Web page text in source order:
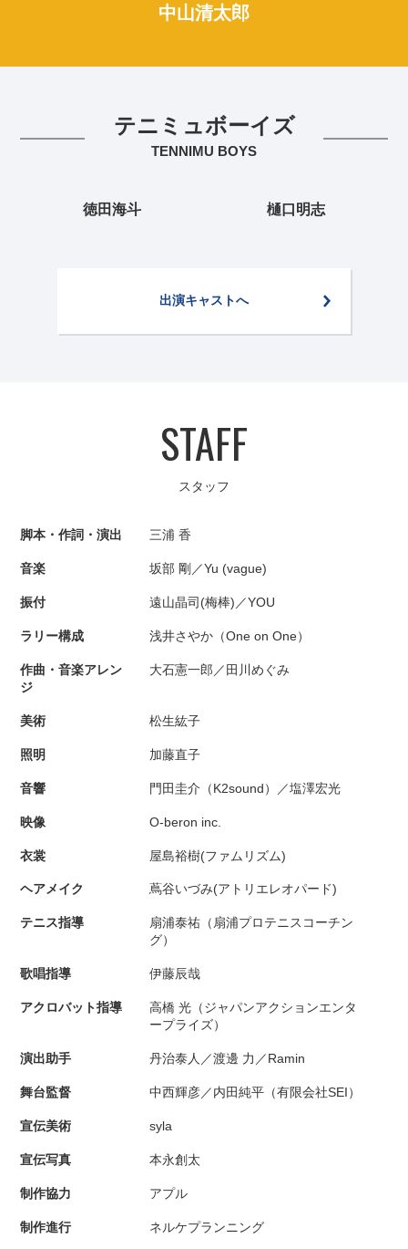
中山清太郎
テニミュボーイズ
TENNIMU BOYS
徳田海斗 樋口明志
出演キャストへ
STAFF
スタッフ
脚本・作詞・演出 三浦 香
音楽 坂部 剛／Yu (vague)
振付 遠山晶司(梅棒)／YOU
ラリー構成 浅井さやか（One on One）
作曲・音楽アレン
ジ
大石憲一郎／田川めぐみ
美術 松生紘子
照明 加藤直子
音響 門田圭介（K2sound）／塩澤宏光
映像 O-beron inc.
衣裳 屋島裕樹(ファムリズム)
ヘアメイク 蔦谷いづみ(アトリエレオパード)
テニス指導
扇浦泰祐（扇浦プロテニスコーチン
グ）
歌唱指導 伊藤辰哉
アクロバット指導
高橋 光（ジャパンアクションエンタ
ープライズ）
演出助手 丹治泰人／渡邊 力／Ramin
舞台監督 中西輝彦／内田純平（有限会社SEI）
宣伝美術 syla
宣伝写真 本永創太
制作協力 アプル
制作進行 ネルケプランニング